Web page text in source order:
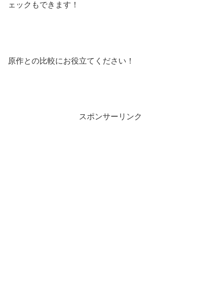
ェックもできます！
原作との比較にお役立てください！
スポンサーリンク